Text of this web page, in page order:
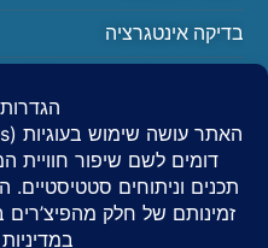
בדיקה אינטגרציה
יצירת קשר
0504408595
info@nsnp.co.il